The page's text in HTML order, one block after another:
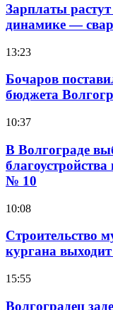
Зарплаты
динамике —
13:23
Бочаров
бюджета
10:37
В Волгограде
№ 10
10:08
Строительство
кургана
15:55
Волгоградец